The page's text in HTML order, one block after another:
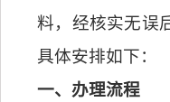
料，经核实无误
具体安排如下：
一、办理流程